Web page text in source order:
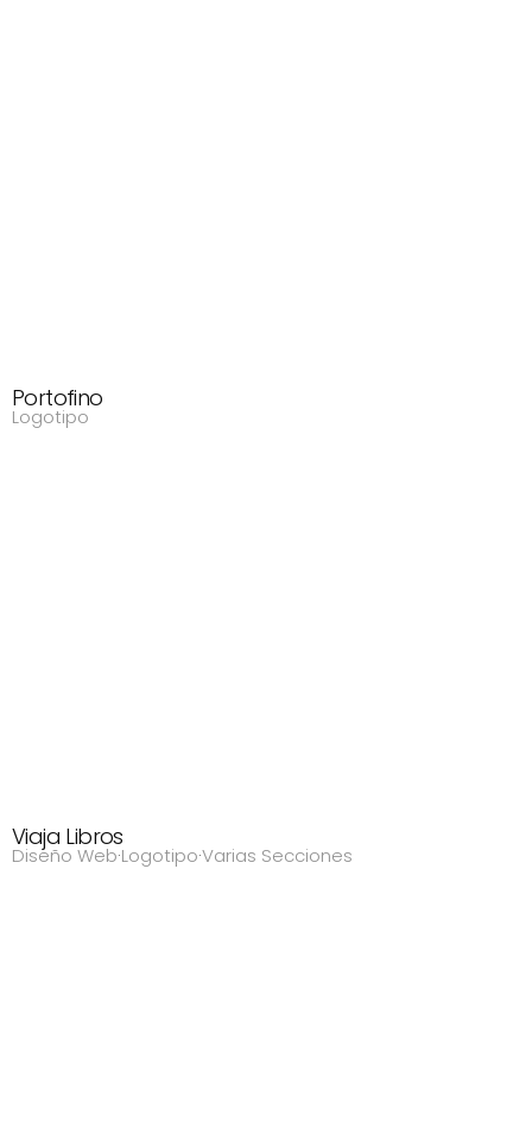
Portofino
Logotipo
Viaja Libros
Diseño Web·Logotipo·Varias Secciones